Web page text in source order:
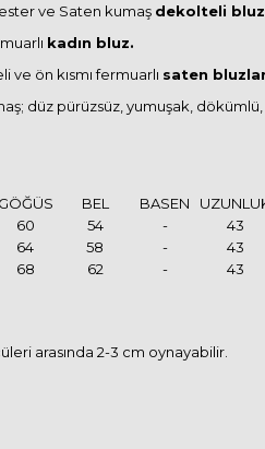
ve Saten kumaş dekolteli
kadın bluz.
ve ön kısmı fermuarlı saten
düz pürüzsüz, yumuşak, dökümlü,
GÖĞÜS BEL BASEN
60 54 -
43
64 58 -
43
68 62 - 43
arasında 2-3 cm oynayabilir.